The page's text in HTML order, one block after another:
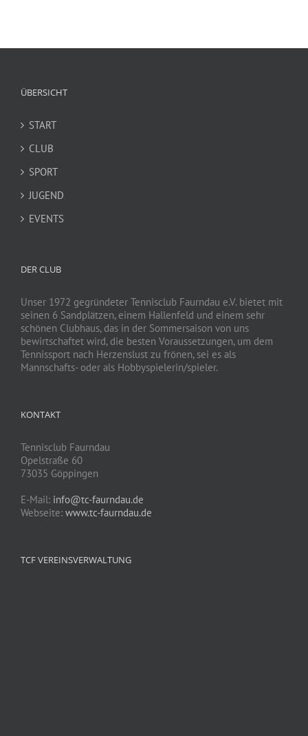
ÜBERSICHT
START
CLUB
SPORT
JUGEND
EVENTS
DER CLUB
Unser 1972 gegründeter Tennisclub Faurndau e.V. bietet mit
seinen 6 Sandplätzen, einem Hallenfeld und einem sehr
schönen Clubhaus, das in der Sommersaison von uns
bewirtschaftet wird, die besten Voraussetzungen, um dem
Tennissport nach Herzenslust zu frönen, sei es als
Mannschafts- oder als Hobbyspielerin/spieler.
KONTAKT
Tennisclub Faurndau
Opelstraße 60
73035 Göppingen
E-Mail: info@tc-faurndau.de
Webseite: www.tc-faurndau.de
TCF VEREINSVERWALTUNG